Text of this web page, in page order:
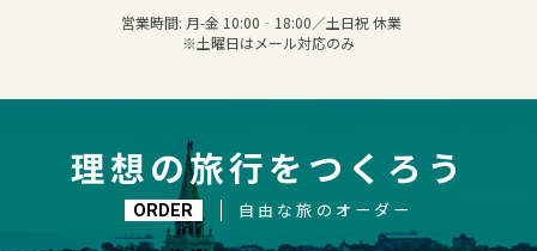
営業時間: 月-金 10:00‐18:00／土日祝 休業
※土曜日はメール対応のみ
理想の旅行をつくろう
ORDER 自由な旅のオーダー